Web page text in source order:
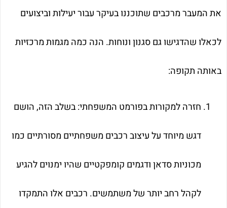
את המעבר מרכבים שתוכננו בעיקר עבור יעילות וביצועים
לכאלו שהדגישו גם סגנון ונוחות. הנה כמה מגמות מרכזיות
באותה תקופה:
חזרה למקורות בפורמט המשפחתי: בשלב הזה, הושם
דגש מיוחד על עיצוב רכבים משפחתיים מסורתיים כמו
מכוניות סדאן ודגמים קומפקטיים שהיו ימנוים להגיע
לקהל רחב יותר של משתמשים. רכבים אלו התמקדו